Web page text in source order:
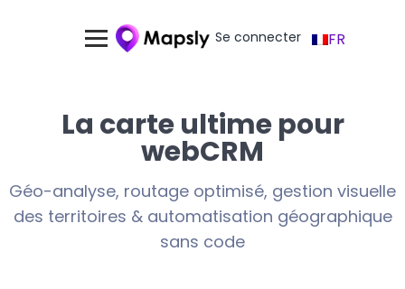
Se connecter FR
La carte ultime pour
webCRM
Géo-analyse, routage optimisé, gestion visuelle
des territoires & automatisation géographique
sans code